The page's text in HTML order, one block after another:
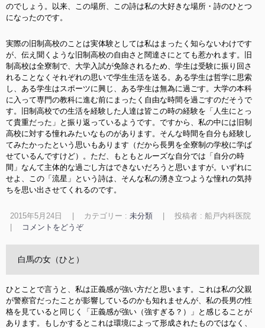
のでしょう。以来、この場所、この詩は私の大好きな場所・詩のひとつ
になったのです。
実際の旧制高校のことは実体験としては私はまったく知らないわけです
が、伝え聞くような旧制高校の自由さと闊達さにとても惹かれます。旧
制高校は全寮制で、大学入試が免除されるため、学生は受験に振り回さ
れることなくそれぞれの思いで学生生活を送る。ある学生は哲学に思索
し、ある学生はスポーツに興じ、ある学生は無為に過ごす。大学の本科
に入って専門の教科に進む前にまったく自由な時間を過ごすのだそうで
す。旧制高校での生活を経験した人達は皆この時の経験を「人生にとっ
て貴重だった」と振り返っているようです。ですから、私の中には旧制
高校に対する憧れみたいなものがあります。そんな時間を自分も経験し
てみたかったという思いもあります（だから長男を全寮制の学校に学ば
せているんですけど）。ただ、もともとルーズな自分では「自分の時
間」なんて主体的な過ごし方はできないだろうと思いますが。いずれに
せよ、この「流星」という詩は、そんな私の湧き立つような憧れの気持
ちを思い出させてくれるのです。
2015年5月24日 カテゴリー : 未分類
投稿者 : 船戸内科医院
コメントをどうぞ
白馬の女（ひと）
ひとことで言うと、私は正義感が強い方だと思います。これは私の父親
が警察官だったことが影響しているのかも知れませんが、私の長男の性
格を見ていると同じく「正義感が強い（強すぎる？）」と感じることが
あります。もしかするとこれは環境によって形成されたものではなく、